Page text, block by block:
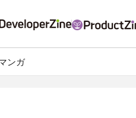
ンガ